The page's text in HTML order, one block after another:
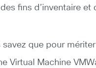
fins d’inventaire
savez que pour
Virtual Machine